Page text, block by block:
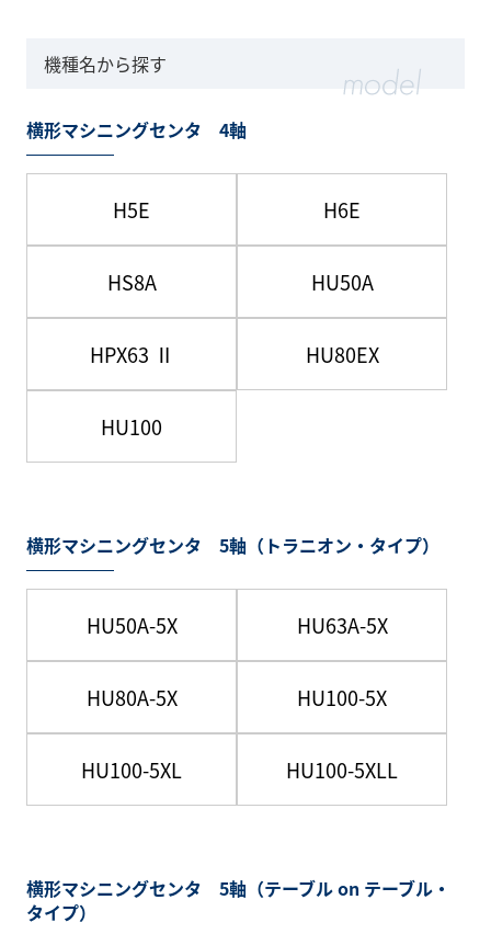
機種名から探す
横形マシニングセンタ 4軸
H5E H6E
HS8A HU50A
HPX63 Ⅱ HU80EX
HU100
横形マシニングセンタ 5軸（トラニオン・タイプ）
HU50A-5X HU63A-5X
HU80A-5X HU100-5X
HU100-5XL HU100-5XLL
横形マシニングセンタ 5軸（テーブル on テーブル・
タイプ）